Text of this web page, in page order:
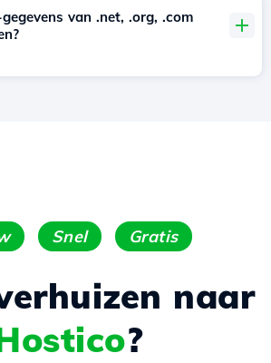
van .net, .org, .com
Snel Gratis
naar
?